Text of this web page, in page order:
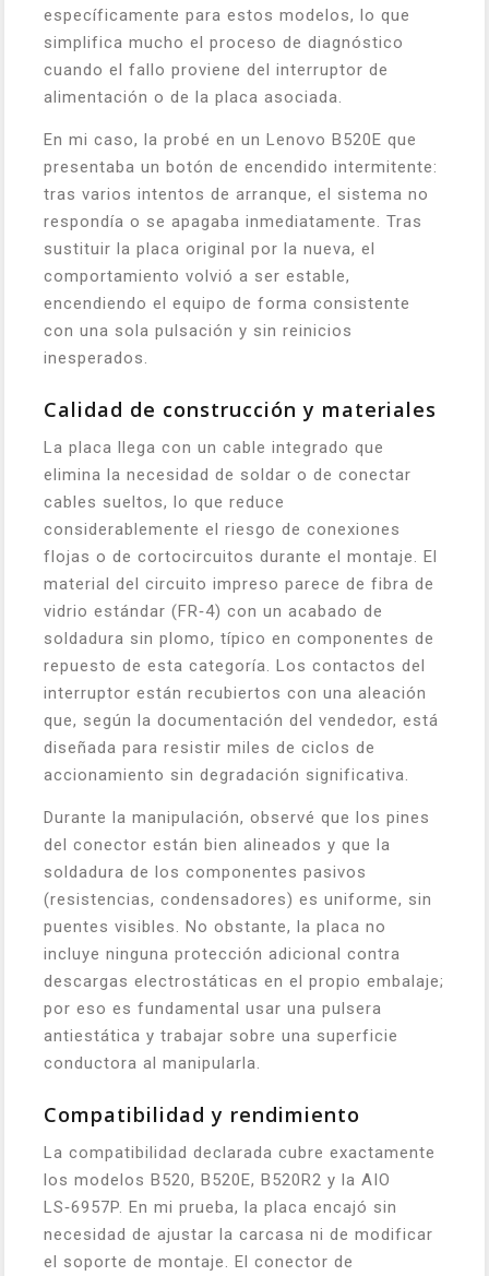
específicamente para estos modelos, lo que
simplifica mucho el proceso de diagnóstico
cuando el fallo proviene del interruptor de
alimentación o de la placa asociada.
En mi caso, la probé en un Lenovo B520E que
presentaba un botón de encendido intermitente:
tras varios intentos de arranque, el sistema no
respondía o se apagaba inmediatamente. Tras
sustituir la placa original por la nueva, el
comportamiento volvió a ser estable,
encendiendo el equipo de forma consistente
con una sola pulsación y sin reinicios
inesperados.
Calidad de construcción y materiales
La placa llega con un cable integrado que
elimina la necesidad de soldar o de conectar
cables sueltos, lo que reduce
considerablemente el riesgo de conexiones
flojas o de cortocircuitos durante el montaje. El
material del circuito impreso parece de fibra de
vidrio estándar (FR‑4) con un acabado de
soldadura sin plomo, típico en componentes de
repuesto de esta categoría. Los contactos del
interruptor están recubiertos con una aleación
que, según la documentación del vendedor, está
diseñada para resistir miles de ciclos de
accionamiento sin degradación significativa.
Durante la manipulación, observé que los pines
del conector están bien alineados y que la
soldadura de los componentes pasivos
(resistencias, condensadores) es uniforme, sin
puentes visibles. No obstante, la placa no
incluye ninguna protección adicional contra
descargas electrostáticas en el propio embalaje;
por eso es fundamental usar una pulsera
antiestática y trabajar sobre una superficie
conductora al manipularla.
Compatibilidad y rendimiento
La compatibilidad declarada cubre exactamente
los modelos B520, B520E, B520R2 y la AIO
LS‑6957P. En mi prueba, la placa encajó sin
necesidad de ajustar la carcasa ni de modificar
el soporte de montaje. El conector de